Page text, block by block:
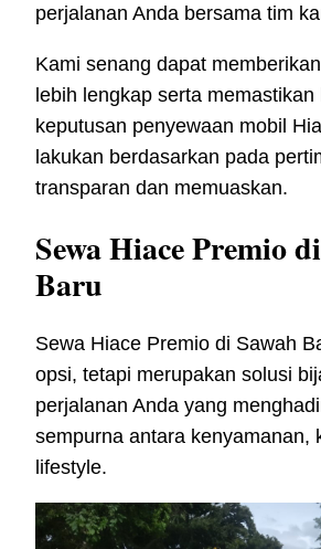
perjalanan Anda bersama tim
Kami senang dapat
lebih lengkap serta memastikan
keputusan penyewaan mobil
lakukan berdasarkan pada
transparan dan memuaskan.
Sewa Hiace Premio
Baru
Sewa Hiace Premio di Sawah
opsi, tetapi merupakan solusi
perjalanan Anda yang
sempurna antara kenyamanan,
lifestyle.